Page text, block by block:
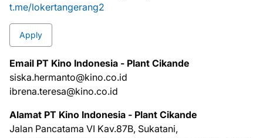
t.me/lokertangerang2
Apply
Email PT Kino Indonesia - Plant Cіkаndе
siska.hermanto@kino.co.id
ibrena.teresa@kino.co.id
Alamat PT Kino Indonesia - Plant Cіkаndе
Jаlаn Pancatama VI Kav.87B, Sukatani,